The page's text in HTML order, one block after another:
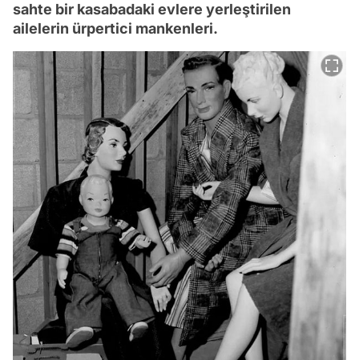
sahte bir kasabadaki evlere yerleştirilen
ailelerin ürpertici mankenleri.